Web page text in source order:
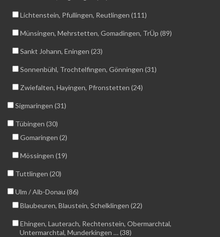
Lichtenstein, Pfullingen, Reutlingen (111)
Münsingen, Mehrstetten, Gomadingen, TrÜp (89)
Sankt Johann, Eningen (23)
Sonnenbühl, Trochtelfingen, Gönningen (31)
Zwiefalten, Hayingen, Pfronstetten (24)
Sigmaringen (31)
Tübingen (30)
Gomaringen (2)
Mössingen (19)
Tuttlingen (20)
Ulm / Alb-Donau (86)
Blaubeuren, Blaustein, Schelklingen (22)
Ehingen, Lauterach, Rechtenstein, Obermarchtal,
Untermarchtal, Munderkingen … (38)